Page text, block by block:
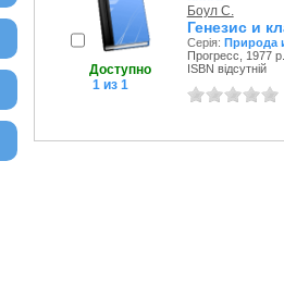
Доступно
1 из 1
Боул С.
Генезис и
Серія: Природа
Прогресс, 1977 р.
ISBN відсутній